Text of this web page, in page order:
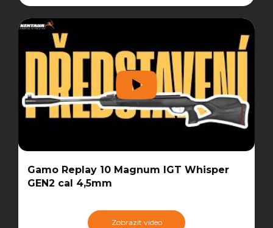
Gamo Replay 10 Magnum IGT Whisper
GEN2 cal 4,5mm
Zobrazit video